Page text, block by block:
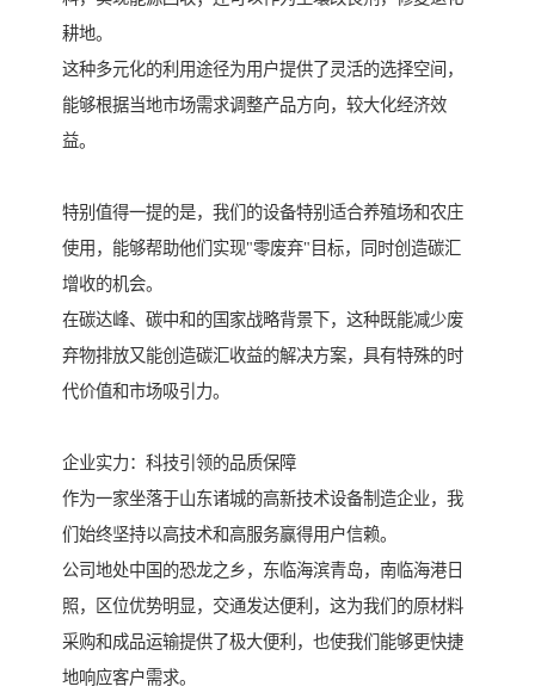
耕地。
这种多元化的利用途径为用户提供了灵活的选择空间，
能够根据当地市场需求调整产品方向，较大化经济效
益。
特别值得一提的是，我们的设备特别适合养殖场和农庄
使用，能够帮助他们实现"零废弃"目标，同时创造碳汇
增收的机会。
在碳达峰、碳中和的国家战略背景下，这种既能减少废
弃物排放又能创造碳汇收益的解决方案，具有特殊的时
代价值和市场吸引力。
企业实力：科技引领的品质保障
作为一家坐落于山东诸城的高新技术设备制造企业，我
们始终坚持以高技术和高服务赢得用户信赖。
公司地处中国的恐龙之乡，东临海滨青岛，南临海港日
照，区位优势明显，交通发达便利，这为我们的原材料
采购和成品运输提供了极大便利，也使我们能够更快捷
地响应客户需求。